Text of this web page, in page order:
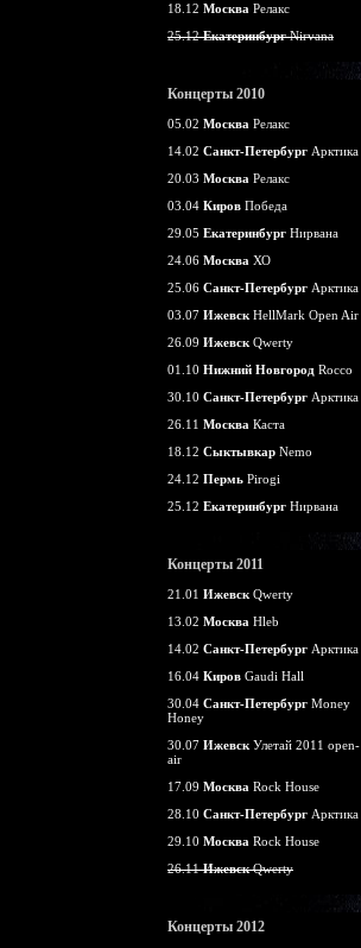
18.12 Москва Релакс
25.12ЕкатеринбургNirvana
Концерты 2010
05.02 Москва Релакс
14.02 Санкт-Петербург Арктика
20.03 Москва Релакс
03.04 Киров Победа
29.05 Екатеринбург Нирвана
24.06 Москва ХО
25.06 Санкт-Петербург Арктика
03.07 Ижевск HellMark Open Air
26.09 Ижевск Qwerty
01.10 Нижний Новгород Rocco
30.10 Санкт-Петербург Арктика
26.11 Москва Каста
18.12 Сыктывкар Nemo
24.12 Пермь Pirogi
25.12 Екатеринбург Нирвана
Концерты 2011
21.01 Ижевск Qwerty
13.02 Москва Hleb
14.02 Санкт-Петербург Арктика
16.04 Киров Gaudi Hall
30.04 Санкт-Петербург Money
Honey
30.07 Ижевск Улетай 2011 open-
air
17.09 Москва Rock House
28.10 Санкт-Петербург Арктика
29.10 Москва Rock House
26.11ИжевскQwerty
Концерты 2012